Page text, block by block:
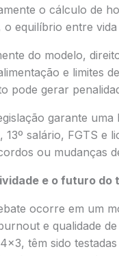
o cálculo de
o equilíbrio entre
do modelo,
e limites
pode gerar
garante
13º salário, FGTS e
ou mudanças
e o futuro do
ocorre em um
e qualidade
têm sido